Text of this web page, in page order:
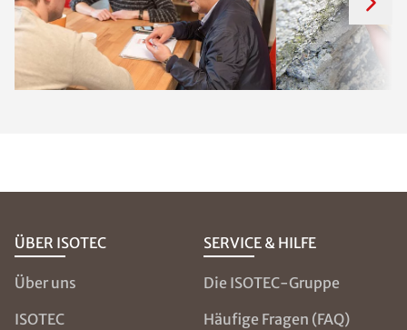
ÜBER ISOTEC
Über uns
ISOTEC
SERVICE & HILFE
Die ISOTEC-Gruppe
Häufige Fragen (FAQ)